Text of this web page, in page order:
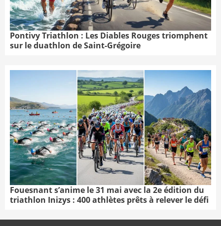
Pontivy Triathlon : Les Diables Rouges triomphent
sur le duathlon de Saint-Grégoire
Fouesnant s’anime le 31 mai avec la 2e édition du
triathlon Inizys : 400 athlètes prêts à relever le défi